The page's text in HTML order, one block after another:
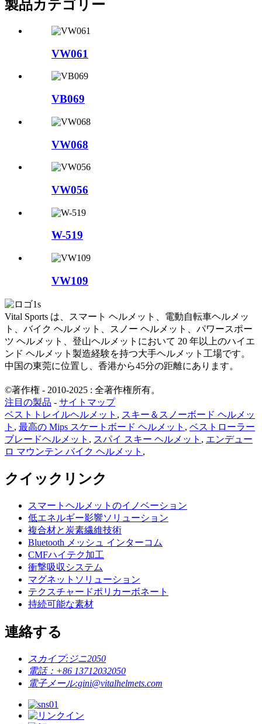
製品カテゴリー
VW061
VB069
VW068
VW056
W-519
VW109
Vital Sports は、スマート ヘルメット、電動自転車ヘルメッ
ト、バイク ヘルメット、スノー ヘルメット、パワースポー
ツ ヘルメット、登山ヘルメットにおいて 20 年以上のハイエ
ンド ヘルメット製造経験を持つ大手ヘルメット工場です。
中国の東莞に位置し、香港から45分の距離にあります。
©著作権 - 2010-2025 : 全著作権所有。
注目の製品 - サイトマップ
ベストトレイルヘルメット , スキー＆スノーボード ヘルメッ
ト , 最高の Mips スケートボード ヘルメット , ベストローラー
ブレードヘルメット , スパイ スキー ヘルメット , エンデュー
ロ マウンテン バイク ヘルメット ,
クイックリンク
スマートヘルメットのイノベーション
低エネルギー影響ソリューション
複合材と炭素繊維技術
Bluetooth メッシュ インターコム
CMFハイテク加工
衝撃吸収システム
マグネットソリューション
テクスチャードポリカーボネート
持続可能な素材
連絡する
スカイプ: ジニ2050
電話： +86 13712032050
電子メール:gini@vitalhelmets.com